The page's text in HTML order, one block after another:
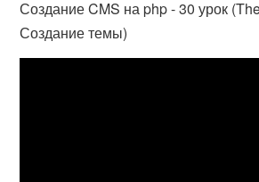
Создание CMS на php - 30 урок
Создание темы)